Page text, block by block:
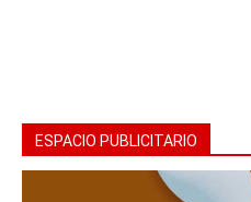
ESPACIO PUBLICITARIO